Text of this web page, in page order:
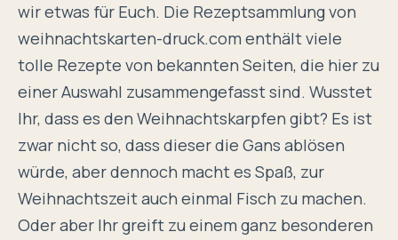
wir etwas für Euch. Die Rezeptsammlungvon
weihnachtskarten-druck.com enthält viele
tolle Rezepte von bekannten Seiten, die hier zu
einer Auswahl zusammengefasst sind. Wusstet
Ihr, dass es den Weihnachtskarpfen gibt? Es ist
zwar nicht so, dass dieser die Gans ablösen
würde, aber dennoch macht es Spaß, zur
Weihnachtszeit auch einmal Fisch zu machen.
Oder aber Ihr greift zu einem ganz besonderen